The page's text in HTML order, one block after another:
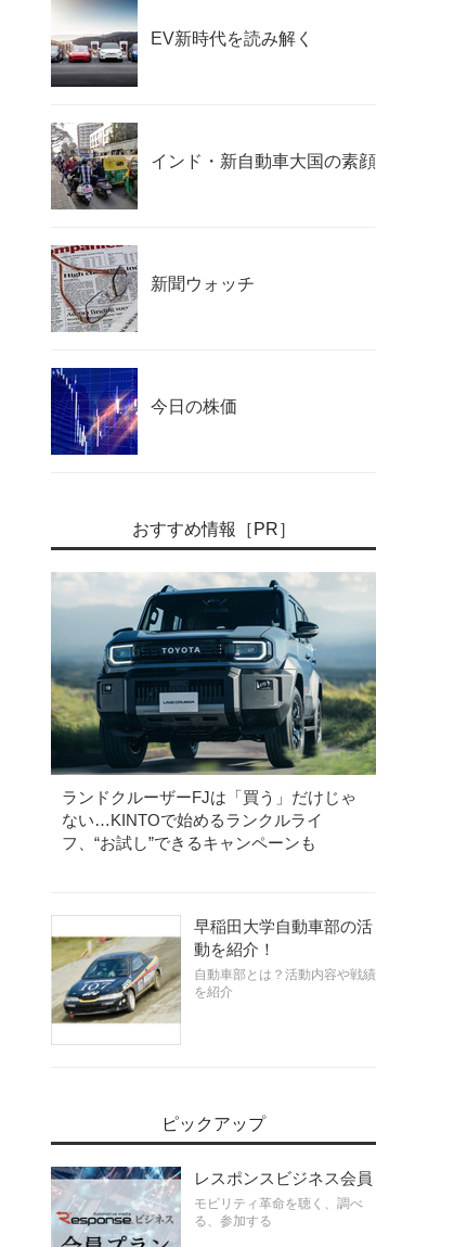
EV新時代を読み解く
インド・新自動車大国の素顔
新聞ウォッチ
今日の株価
おすすめ情報［PR］
ランドクルーザーFJは「買う」だけじゃ
ない…KINTOで始めるランクルライ
フ、“お試し”できるキャンペーンも
早稲田大学自動車部の活
動を紹介！
自動車部とは？活動内容や戦績
を紹介
ピックアップ
レスポンスビジネス会員
モビリティ革命を聴く、調べ
る、参加する